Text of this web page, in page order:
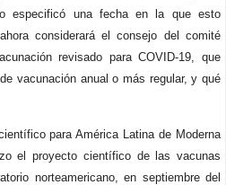
especificó una fecha en la que esto
considerará el consejo del comité
revisado para COVID-19, que
vacunación anual o más regular, y qué
para América Latina de Moderna
el proyecto científico de las vacunas
norteamericano, en septiembre del